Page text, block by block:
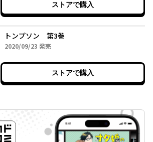
ストアで購入
トンプソン 第3巻
2020/09/23 2020年09月23日
発売
ストアで購入